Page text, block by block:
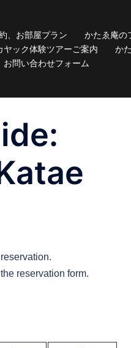
、お部屋プラン
かたゑ庵の
ック体験ツアーご案内
か
お問い合わせフォーム
reservation form.